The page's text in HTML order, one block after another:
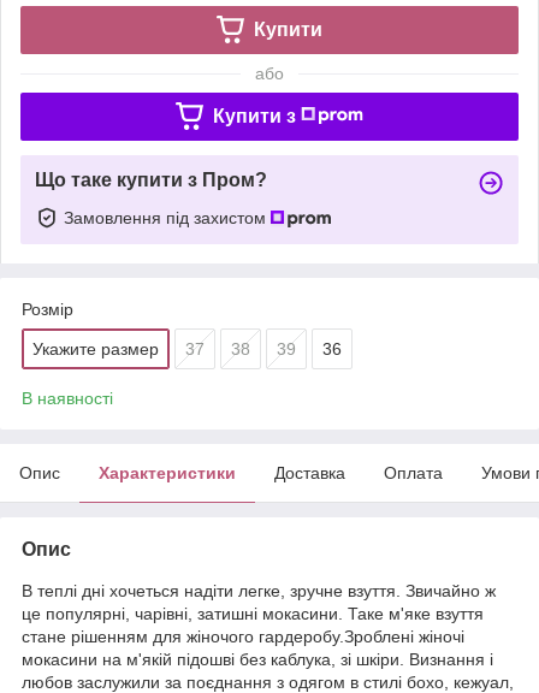
Купити
або
Купити з
Що таке купити з Пром?
Замовлення під захистом
Розмір
Укажите размер 37 38 39 36
В наявності
Опис Характеристики Доставка Оплата Умови
Опис
В теплі дні хочеться надіти легке, зручне взуття. Звичайно ж
це популярні, чарівні, затишні мокасини. Таке м'яке взуття
стане рішенням для жіночого гардеробу.Зроблені жіночі
мокасини на м'якій підошві без каблука, зі шкіри. Визнання і
любов заслужили за поєднання з одягом в стилі бохо, кежуал,